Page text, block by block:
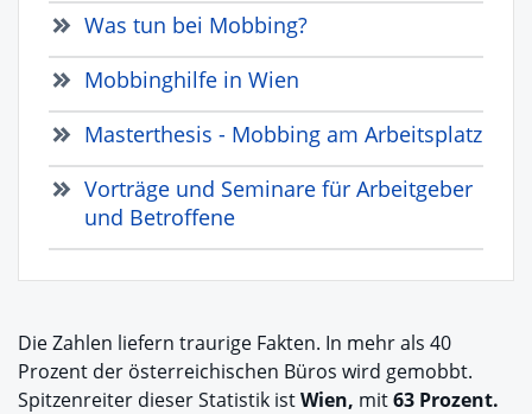
Was tun bei Mobbing?
Mobbinghilfe in Wien
Masterthesis - Mobbing am Arbeitsplatz
Vorträge und Seminare für Arbeitgeber
und Betroffene
Die Zahlen liefern traurige Fakten. In mehr als 40
Prozent der österreichischen Büros wird gemobbt.
Spitzenreiter dieser Statistik istWien, mit63 Prozent.